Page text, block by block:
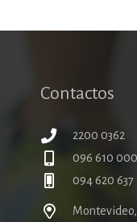
Contactos
2200 0362
096 610 000
094 620 637
Montevideo,